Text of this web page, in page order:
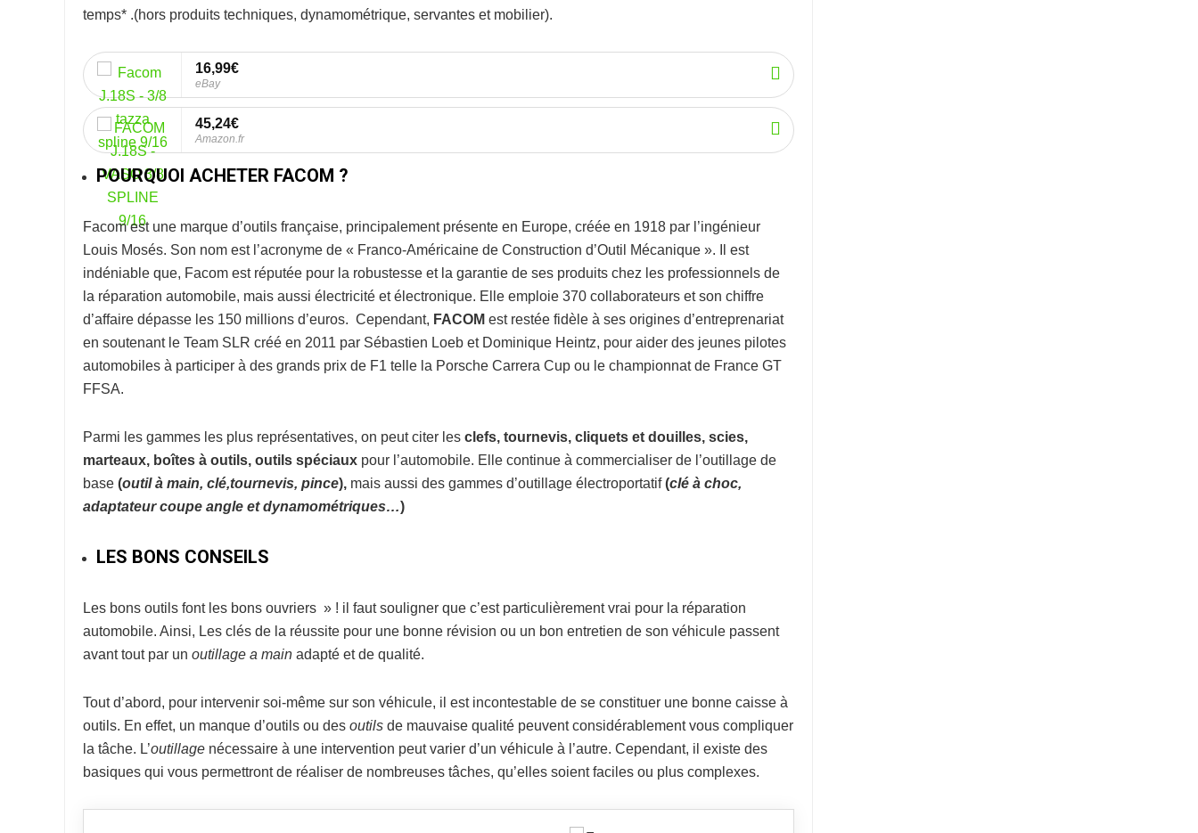
temps* .(hors produits techniques, dynamométrique, servantes et mobilier).
16,99€
eBay
45,24€
Amazon.fr
POURQUOI ACHETER FACOM ?
Facomest une marque d’outils française, principalement présente en Europe, créée en 1918 par l’ingénieur
Louis Mosés. Son nom est l’acronyme de « Franco-Américaine de Construction d’Outil Mécanique ». Il est
indéniable que, Facom est réputée pour la robustesse et la garantie de ses produits chez les professionnels de
la réparation automobile, mais aussi électricité et électronique. Elle emploie 370 collaborateurs et son chiffre
d’affaire dépasse les 150 millions d’euros. Cependant, FACOM est restée fidèle à ses origines d’entreprenariat
en soutenant le Team SLR créé en 2011 par Sébastien Loeb et Dominique Heintz, pour aider des jeunes pilotes
automobiles à participer à des grands prix de F1 telle la Porsche Carrera Cup ou le championnat de France GT
FFSA.
Parmi les gammes les plus représentatives, on peut citer les clefs, tournevis, cliquets et douilles, scies,
marteaux, boîtes à outils, outils spéciaux pour l’automobile. Elle continue à commercialiser de l’outillage de
base (outil à main, clé,tournevis, pince), mais aussi des gammes d’outillage électroportatif (clé à choc,
adaptateur coupe angle et dynamométriques…)
LES BONS CONSEILS
Les bons outils font les bons ouvriers » ! il faut souligner que c’est particulièrement vrai pour la réparation
automobile. Ainsi, Les clés de la réussite pour une bonne révision ou un bon entretien de son véhicule passent
avant tout par un outillage a main adapté et de qualité.
Tout d’abord, pour intervenir soi-même sur son véhicule, il est incontestable de se constituer une bonne caisse à
outils. En effet, un manque d’outils ou des outils de mauvaise qualité peuvent considérablement vous compliquer
la tâche. L’outillage nécessaire à une intervention peut varier d’un véhicule à l’autre. Cependant, il existe des
basiques qui vous permettront de réaliser de nombreuses tâches, qu’elles soient faciles ou plus complexes.